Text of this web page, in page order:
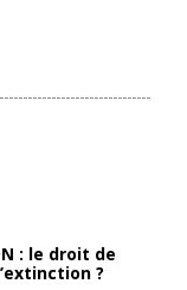
: le droit de
?